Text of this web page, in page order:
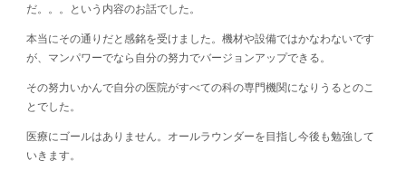
だ。。。という内容のお話でした。
本当にその通りだと感銘を受けました。機材や設備ではかなわないです
が、マンパワーでなら自分の努力でバージョンアップできる。
その努力いかんで自分の医院がすべての科の専門機関になりうるとのこ
とでした。
医療にゴールはありません。オールラウンダーを目指し今後も勉強して
いきます。